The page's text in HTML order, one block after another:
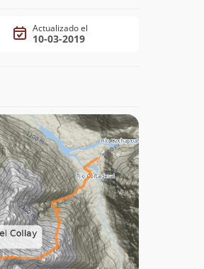
Actualizado el
10-03-2019